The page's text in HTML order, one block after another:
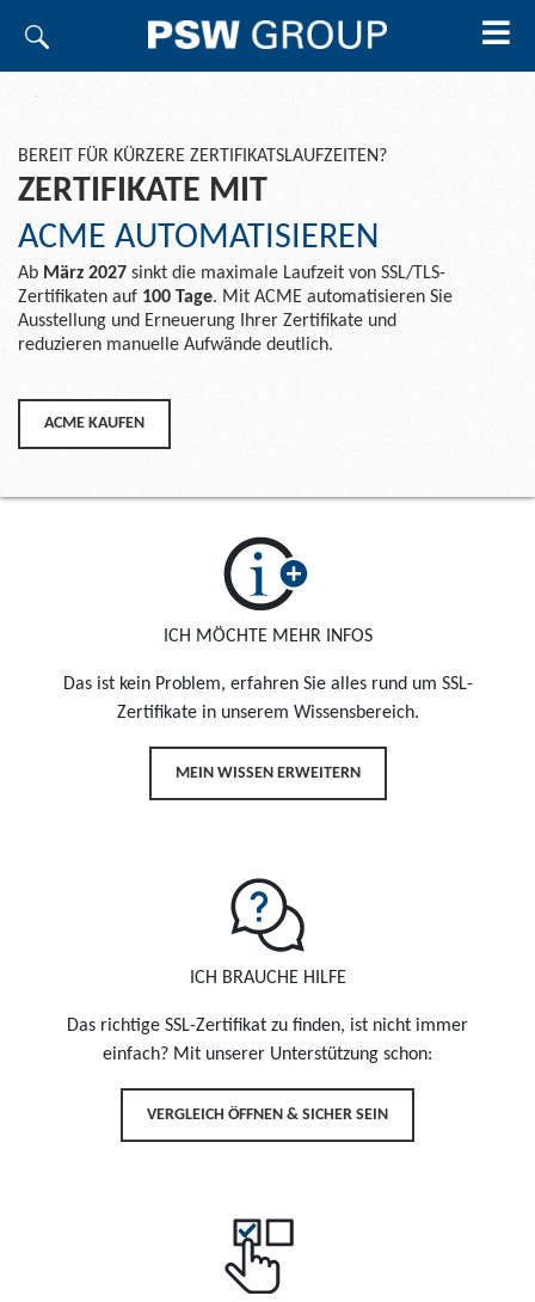
BEREIT FÜR KÜRZERE ZERTIFIKATSLAUFZEITEN?
ZERTIFIKATE MIT
ACME AUTOMATISIEREN
Ab März 2027 sinkt die maximale Laufzeit von SSL/TLS-
Zertifikaten auf 100 Tage. Mit ACME automatisieren Sie
Ausstellung und Erneuerung Ihrer Zertifikate und
reduzieren manuelle Aufwände deutlich.
ACME KAUFEN
ICH MÖCHTE MEHR INFOS
Das ist kein Problem, erfahren Sie alles rund um SSL-
Zertifikate in unserem Wissensbereich.
MEIN WISSEN ERWEITERN
ICH BRAUCHE HILFE
Das richtige SSL-Zertifikat zu finden, ist nicht immer
einfach? Mit unserer Unterstützung schon:
VERGLEICH ÖFFNEN & SICHER SEIN